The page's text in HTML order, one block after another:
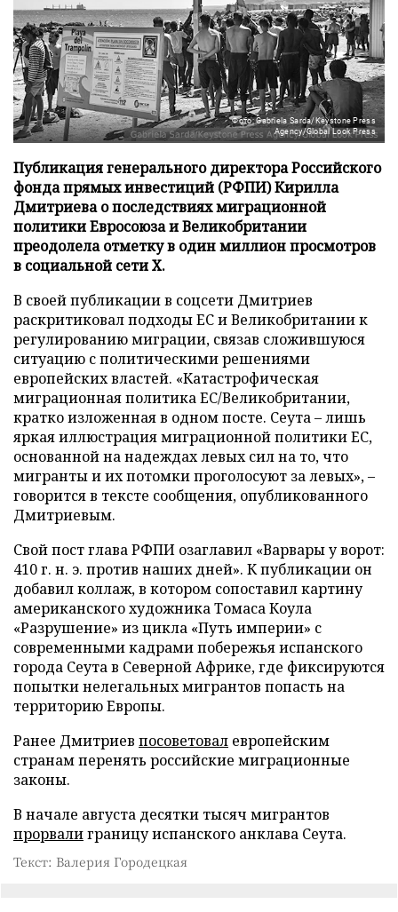
Фото: Gabriela Sarda/Keystone Press
Agency/Global Look Press
Публикация генерального директора Российского
фонда прямых инвестиций (РФПИ) Кирилла
Дмитриева о последствиях миграционной
политики Евросоюза и Великобритании
преодолела отметку в один миллион просмотров
в социальной сети X.
В своей публикации в соцсети Дмитриев
раскритиковал подходы ЕС и Великобритании к
регулированию миграции, связав сложившуюся
ситуацию с политическими решениями
европейских властей. «Катастрофическая
миграционная политика ЕС/Великобритании,
кратко изложенная в одном посте. Сеута – лишь
яркая иллюстрация миграционной политики ЕС,
основанной на надеждах левых сил на то, что
мигранты и их потомки проголосуют за левых», –
говорится в тексте сообщения, опубликованного
Дмитриевым.
Свой пост глава РФПИ озаглавил «Варвары у ворот:
410 г. н. э. против наших дней». К публикации он
добавил коллаж, в котором сопоставил картину
американского художника Томаса Коула
«Разрушение» из цикла «Путь империи» с
современными кадрами побережья испанского
города Сеута в Северной Африке, где фиксируются
попытки нелегальных мигрантов попасть на
территорию Европы.
Ранее Дмитриев посоветовал европейским
странам перенять российские миграционные
законы.
В начале августа десятки тысяч мигрантов
прорвалиграницу испанского анклава Сеута.
Текст: Валерия Городецкая